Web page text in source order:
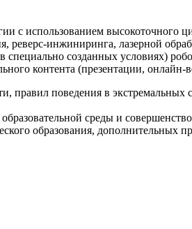
с использованием высокоточного
реверс-инжиниринга, лазерной
созданных условиях)
контента (презентации,
правил поведения в
среды и
образования, дополнительных